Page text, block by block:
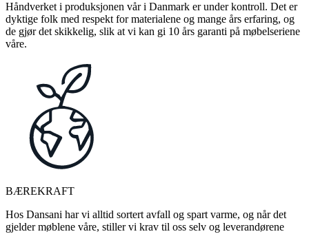
Håndverket i produksjonen vår i Danmark er under kontroll. Det er
dyktige folk med respekt for materialene og mange års erfaring, og
de gjør det skikkelig, slik at vi kan gi 10 års garanti på møbelseriene
våre.
BÆREKRAFT
Hos Dansani har vi alltid sortert avfall og spart varme, og når det
gjelder møblene våre, stiller vi krav til oss selv og leverandørene